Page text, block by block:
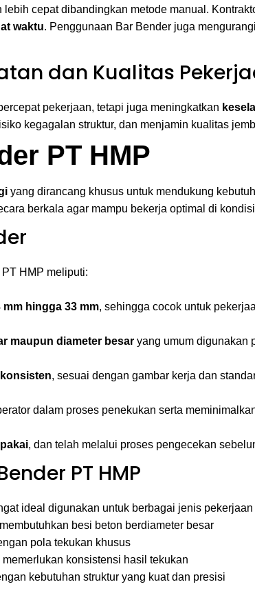
cepat dibandingkan metode manual.
waktu. Penggunaan Bar Bender juga
dan Kualitas
pekerjaan, tetapi juga meningkatkan
kegagalan struktur, dan menjamin kualitas
PT HMP
yang dirancang khusus untuk mendukung
berkala agar mampu bekerja optimal di
HMP meliputi:
mm hingga 33 mm, sehingga cocok untuk
maupun diameter besar yang umum digunakan
, sesuai dengan gambar kerja dan
dalam proses penekukan serta
, dan telah melalui proses pengecekan
PT HMP
ideal digunakan untuk berbagai jenis
besi beton berdiameter besar
pola tekukan khusus
memerlukan konsistensi hasil tekukan
kebutuhan struktur yang kuat dan presisi